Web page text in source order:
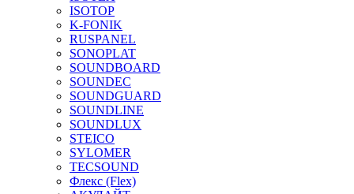
ISOTOP
K-FONIK
RUSPANEL
SONOPLAT
SOUNDBOARD
SOUNDEC
SOUNDGUARD
SOUNDLINE
SOUNDLUX
STEICO
SYLOMER
TECSOUND
Флекс (Flex)